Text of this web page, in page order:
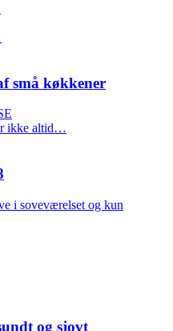
små køkkener
ikke altid…
i soveværelset og kun
og sjovt